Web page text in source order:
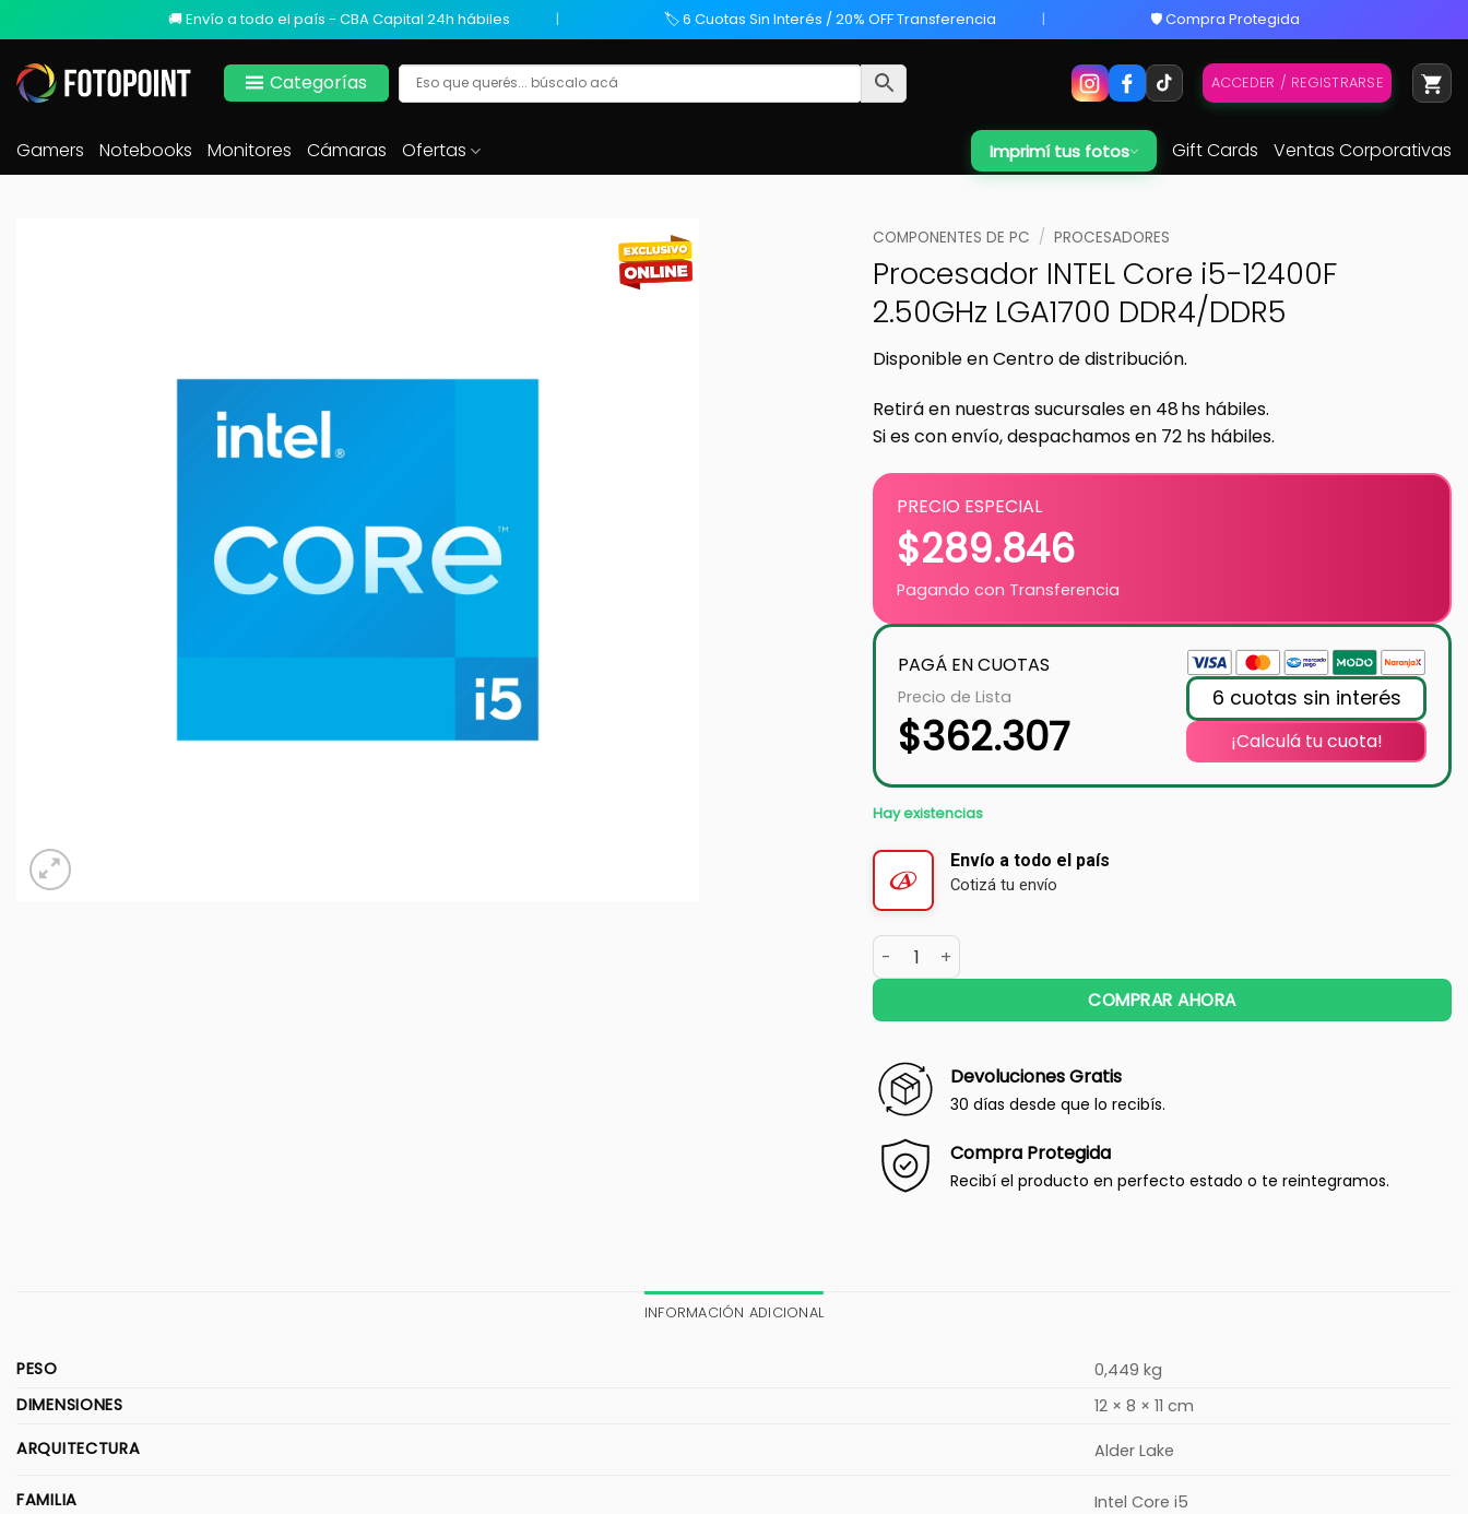
🚚 Envío a todo el país - CBA Capital 24h hábiles 🏷️ 6 Cuotas Sin Interés / 20% OFF Transferencia 🛡️ Compra Protegida
Categorías ACCEDER / REGISTRARSE
Gamers Notebooks Monitores Cámaras Ofertas Imprimí tus fotos Gift Cards Ventas Corporativas
COMPONENTES DE PC / PROCESADORES
Procesador INTEL Core i5-12400F
2.50GHz LGA1700 DDR4/DDR5
Disponible en Centro de distribución.
Retirá en nuestras sucursales en 48 hs hábiles.
Si es con envío, despachamos en 72 hs hábiles.
PRECIO ESPECIAL
$289.846
Pagando con Transferencia
PAGÁ EN CUOTAS
Precio de Lista
$362.307
6 cuotas sin interés
¡Calculá tu cuota!
Hay existencias
Envío a todo el país
Cotizá tu envío
COMPRAR AHORA
Devoluciones Gratis
30 días desde que lo recibís.
Compra Protegida
Recibí el producto en perfecto estado o te reintegramos.
INFORMACIÓN ADICIONAL
PESO
0,449 kg
DIMENSIONES
12 × 8 × 11 cm
ARQUITECTURA
Alder Lake
FAMILIA Intel Core i5